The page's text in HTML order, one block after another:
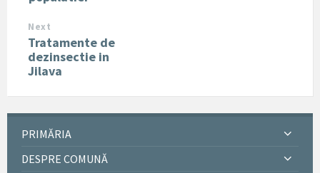
Next
Tratamente de
dezinsectie in
Jilava
PRIMĂRIA
DESPRE COMUNĂ